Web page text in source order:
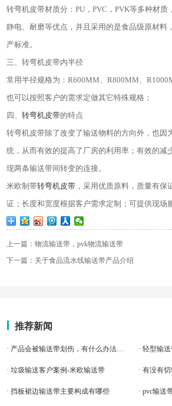
转弯机皮带材质分：PU ，PVC ，PVK等多种材质
静电、耐磨等优点，并且采用的是食品级原材料
产标准。
三、转弯机皮带内半径
常用半径规格为：R600MM 、R800MM 、
也可以按照客户的需求定做其它特殊规格；
四、转弯机皮带的特点
转弯机皮带除了改变了输送物料的方向外，也因
统，从而有效的提高了厂房的利用率；有效的减
现两条输送带间转变的连接。
米欧制带转弯机皮带 ，采用优质原料，质量有保
证；长度和宽度根据客户需求定制；可提供现场
上一篇：物流输送带，pvk物流输送带
下一篇：关于食品流水线输送带产品介绍
推荐新闻
· 产品会被输送带划伤，有什么办法呢？
· 垃圾输送客户案例-米欧输送带 · 有没有
· 挡板裙边输送带主要构成有哪些 · pvc输送